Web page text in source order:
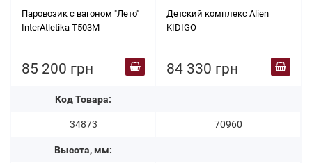
Паровозик с вагоном "Лето"
InterAtletika T503М
85 200 грн
Код Товара:
34873
Высота, мм:
Детский комплекс Alien
KIDIGO
84 330 грн
70960